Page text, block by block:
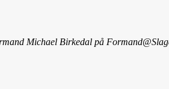
Michael Birkedal på